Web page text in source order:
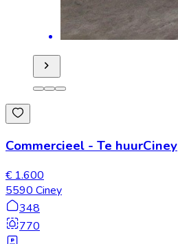
Commercieel - Te huurCiney
€ 1.600
5590 Ciney
348
770